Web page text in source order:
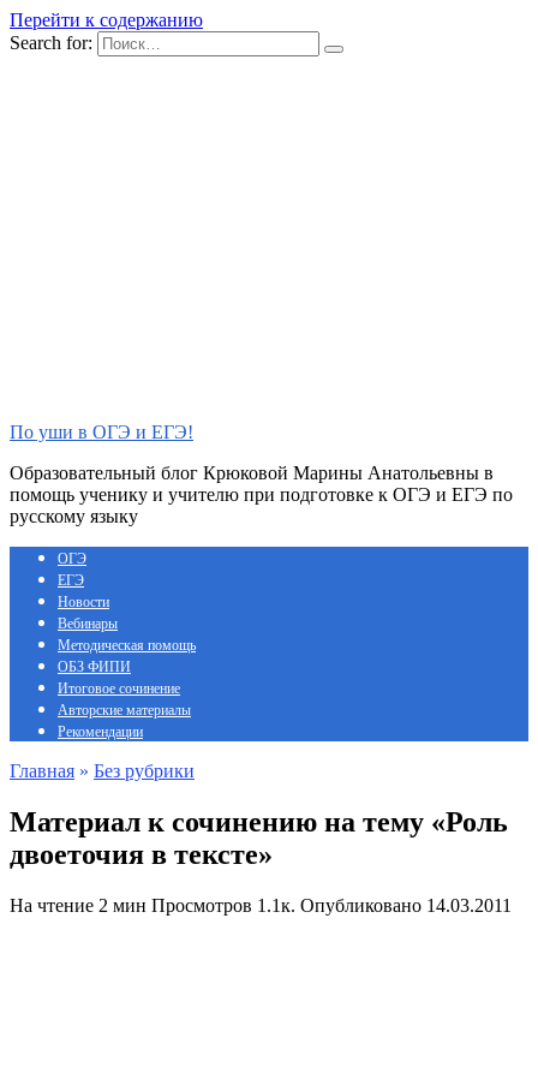
Перейти к содержанию
Search for:
По уши в ОГЭ и ЕГЭ!
Образовательный блог Крюковой Марины Анатольевны в
помощь ученику и учителю при подготовке к ОГЭ и ЕГЭ по
русскому языку
ОГЭ
ЕГЭ
Новости
Вебинары
Методическая помощь
ОБЗ ФИПИ
Итоговое сочинение
Авторские материалы
Рекомендации
Главная » Без рубрики
Материал к сочинению на тему «Роль
двоеточия в тексте»
На чтение 2 мин Просмотров 1.1к. Опубликовано 14.03.2011